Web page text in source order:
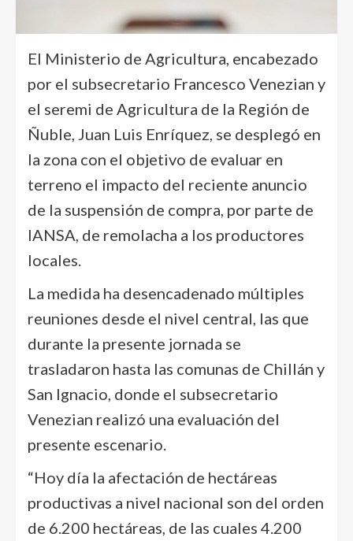
El Ministerio de Agricultura, encabezado
por el subsecretario Francesco Venezian y
el seremi de Agricultura de la Región de
Ñuble, Juan Luis Enríquez, se desplegó en
la zona con el objetivo de evaluar en
terreno el impacto del reciente anuncio
de la suspensión de compra, por parte de
IANSA, de remolacha a los productores
locales.
La medida ha desencadenado múltiples
reuniones desde el nivel central, las que
durante la presente jornada se
trasladaron hasta las comunas de Chillán y
San Ignacio, donde el subsecretario
Venezian realizó una evaluación del
presente escenario.
“Hoy día la afectación de hectáreas
productivas a nivel nacional son del orden
de 6.200 hectáreas, de las cuales 4.200